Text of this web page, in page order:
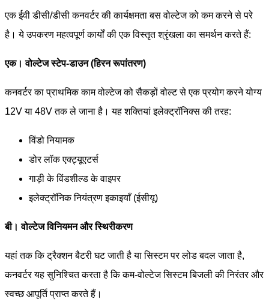
एक ईवी डीसी/डीसी कनवर्टर की कार्यक्षमता बस वोल्टेज को कम करने से परे
है। ये उपकरण महत्वपूर्ण कार्यों की एक विस्तृत श्रृंखला का समर्थन करते हैं:
एक। वोल्टेज स्टेप-डाउन (हिरन रूपांतरण)
कनवर्टर का प्राथमिक काम वोल्टेज को सैकड़ों वोल्ट से एक प्रयोग करने योग्य
12V या 48V तक ले जाना है। यह शक्तियां इलेक्ट्रॉनिक्स की तरह:
विंडो नियामक
डोर लॉक एक्ट्यूएटर्स
गाड़ी के विंडशील्ड के वाइपर
इलेक्ट्रॉनिक नियंत्रण इकाइयाँ (ईसीयू)
बी। वोल्टेज विनियमन और स्थिरीकरण
यहां तक ​​कि ट्रैक्शन बैटरी घट जाती है या सिस्टम पर लोड बदल जाता है,
कनवर्टर यह सुनिश्चित करता है कि कम-वोल्टेज सिस्टम बिजली की निरंतर और
स्वच्छ आपूर्ति प्राप्त करते हैं।